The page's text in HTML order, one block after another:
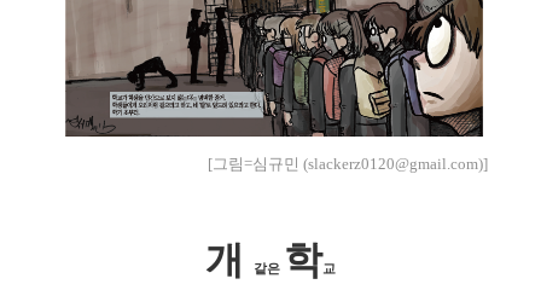
[그림=심규민 (slackerz0120@gmail.com)]
개 같은 학교